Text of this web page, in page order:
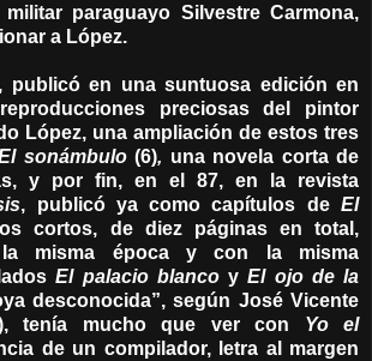
paraguayo Silvestre Carmona,
a López.
publicó en una suntuosa edición en
preciosas del pintor
López, una ampliación de estos tres
sonámbulo (6), una novela corta de
y por fin, en el 87, en la revista
, publicó ya como capítulos deEl
cortos, de diez páginas en total,
misma época y con la misma
El palacio blancoyEl ojo de la
desconocida”, según José Vicente
tenía mucho que ver con Yo el
de un compilador, letra al margen